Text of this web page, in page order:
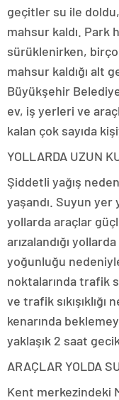
geçitler su ile
mahsur kaldı. Park
sürüklenirken,
mahsur kaldığı alt
Büyükşehir
ev, iş yerleri ve
kalan çok sayıda
YOLLARDA UZUN
Şiddetli yağış
yaşandı. Suyun yer
yollarda araçlar
arızalandığı
yoğunluğu
noktalarında trafik
ve trafik
kenarında
yaklaşık 2 saat
ARAÇLAR YOLDA
Kent merkezindeki